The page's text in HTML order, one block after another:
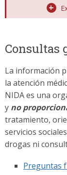
Consultas
La información
la atención
NIDA es una
y no
tratamiento,
servicios
drogas ni
Preguntas